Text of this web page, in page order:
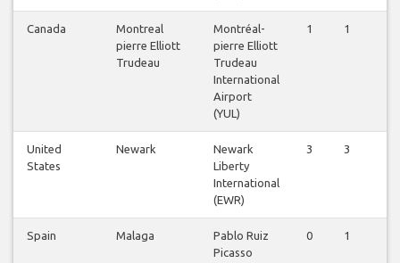
Canada
Montreal
pierre Elliott
Trudeau
Montréal-
pierre Elliott
Trudeau
International
Airport
(YUL)
1 1
United
States
Newark
Newark
Liberty
International
(EWR)
3 3
Spain Malaga
Pablo Ruiz
Picasso
0 1